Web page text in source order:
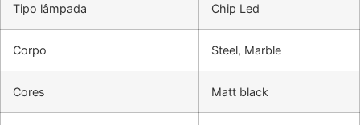
Tipo lâmpada Chip Led
Corpo Steel, Marble
Cores Matt black